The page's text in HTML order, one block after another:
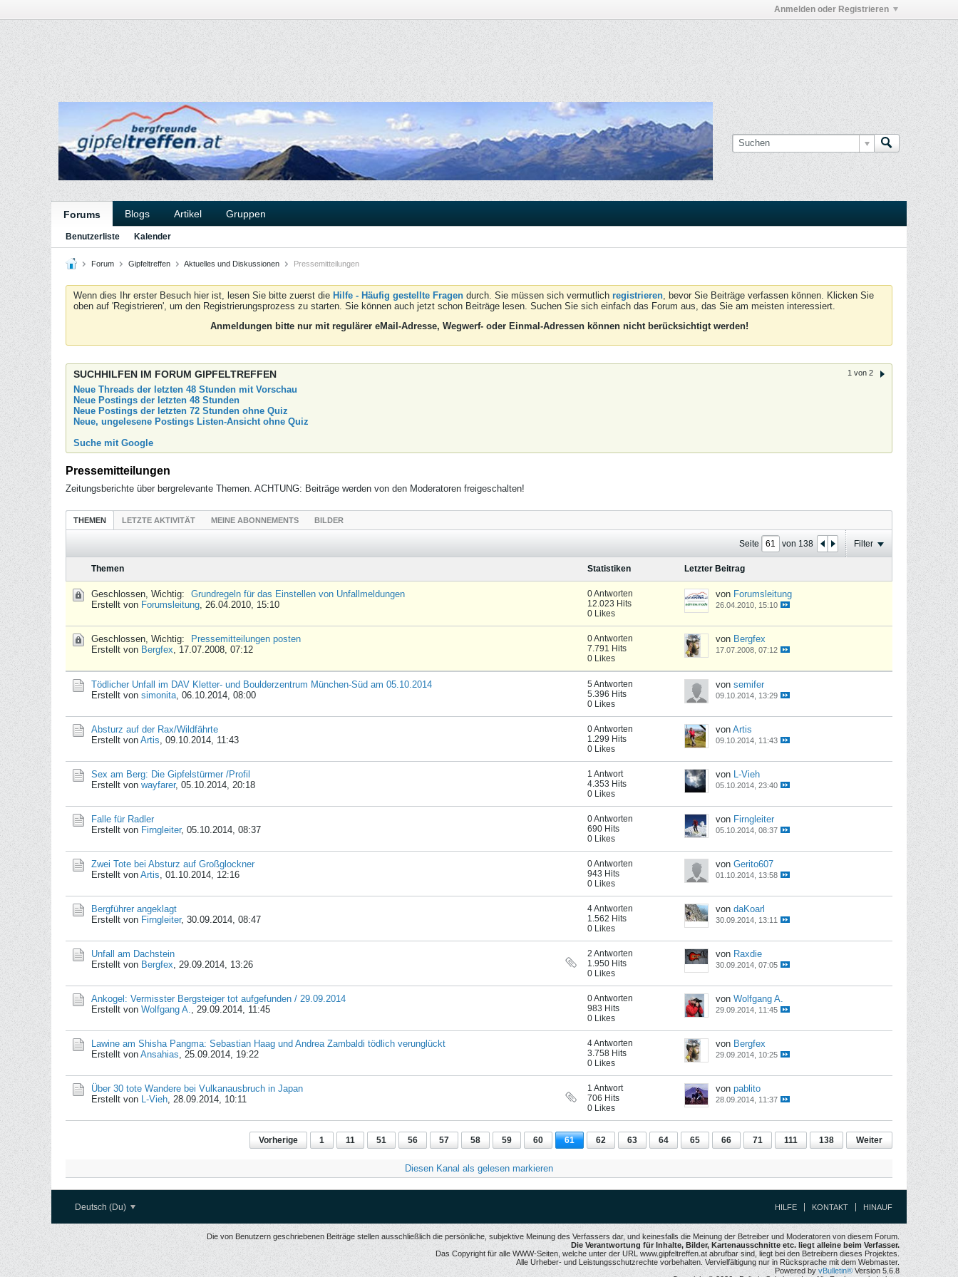
Anmelden oder Registrieren
Forums Blogs Artikel Gruppen
Benutzerliste Kalender
Forum Gipfeltreffen Aktuelles und Diskussionen Pressemitteilungen
Wenn dies Ihr erster Besuch hier ist, lesen Sie bitte zuerst die Hilfe - Häufig gestellte Fragen durch. Sie müssen sich vermutlich registrieren, bevor Sie Beiträge verfassen können. Klicken Sie
oben auf 'Registrieren', um den Registrierungsprozess zu starten. Sie können auch jetzt schon Beiträge lesen. Suchen Sie sich einfach das Forum aus, das Sie am meisten interessiert.
Anmeldungen bitte nur mit regulärer eMail-Adresse, Wegwerf- oder Einmal-Adressen können nicht berücksichtigt werden!
1 von 2
SUCHHILFEN IM FORUM GIPFELTREFFEN
Neue Threads der letzten 48 Stunden mit Vorschau
Neue Postings der letzten 48 Stunden
Neue Postings der letzten 72 Stunden ohne Quiz
Neue, ungelesene Postings Listen-Ansicht ohne Quiz
Suche mit Google
Pressemitteilungen
Zeitungsberichte über bergrelevante Themen. ACHTUNG: Beiträge werden von den Moderatoren freigeschalten!
THEMEN LETZTE AKTIVITÄT MEINE ABONNEMENTS BILDER
Seite von 138 Filter
Themen Statistiken Letzter Beitrag
Geschlossen, Wichtig:
Grundregeln für das Einstellen von Unfallmeldungen
Erstellt von Forumsleitung, 26.04.2010, 15:10
0 Antworten
12.023 Hits
0 Likes
von Forumsleitung
26.04.2010, 15:10
Geschlossen, Wichtig:
Pressemitteilungen posten
Erstellt von Bergfex, 17.07.2008, 07:12
0 Antworten
7.791 Hits
0 Likes
von Bergfex
17.07.2008, 07:12
Tödlicher Unfall im DAV Kletter- und Boulderzentrum München-Süd am 05.10.2014
Erstellt von simonita, 06.10.2014, 08:00
5 Antworten
5.396 Hits
0 Likes
von semifer
09.10.2014, 13:29
Absturz auf der Rax/Wildfährte
Erstellt von Artis, 09.10.2014, 11:43
0 Antworten
1.299 Hits
0 Likes
von Artis
09.10.2014, 11:43
Sex am Berg: Die Gipfelstürmer /Profil
Erstellt von wayfarer, 05.10.2014, 20:18
1 Antwort
4.353 Hits
0 Likes
von L-Vieh
05.10.2014, 23:40
Falle für Radler
Erstellt von Firngleiter, 05.10.2014, 08:37
0 Antworten
690 Hits
0 Likes
von Firngleiter
05.10.2014, 08:37
Zwei Tote bei Absturz auf Großglockner
Erstellt von Artis, 01.10.2014, 12:16
0 Antworten
943 Hits
0 Likes
von Gerito607
01.10.2014, 13:58
Bergführer angeklagt
Erstellt von Firngleiter, 30.09.2014, 08:47
4 Antworten
1.562 Hits
0 Likes
von daKoarl
30.09.2014, 13:11
Unfall am Dachstein
Erstellt von Bergfex, 29.09.2014, 13:26
2 Antworten
1.950 Hits
0 Likes
von Raxdie
30.09.2014, 07:05
Ankogel: Vermisster Bergsteiger tot aufgefunden / 29.09.2014
Erstellt von Wolfgang A., 29.09.2014, 11:45
0 Antworten
983 Hits
0 Likes
von Wolfgang A.
29.09.2014, 11:45
Lawine am Shisha Pangma: Sebastian Haag und Andrea Zambaldi tödlich verunglückt
Erstellt von Ansahias, 25.09.2014, 19:22
4 Antworten
3.758 Hits
0 Likes
von Bergfex
29.09.2014, 10:25
Über 30 tote Wandere bei Vulkanausbruch in Japan
Erstellt von L-Vieh, 28.09.2014, 10:11
1 Antwort
706 Hits
0 Likes
von pablito
28.09.2014, 11:37
Vorherige 1 11 51 56 57 58 59 60 61 62 63 64 65 66 71 111 138 Weiter
Diesen Kanal als gelesen markieren
Deutsch (Du) HILFE KONTAKT HINAUF
Die von Benutzern geschriebenen Beiträge stellen ausschließlich die persönliche, subjektive Meinung des Verfassers dar, und keinesfalls die Meinung der Betreiber und Moderatoren von diesem Forum.
Die Verantwortung für Inhalte, Bilder, Kartenausschnitte etc. liegt alleine beim Verfasser.
Das Copyright für alle WWW-Seiten, welche unter der URL www.gipfeltreffen.at abrufbar sind, liegt bei den Betreibern dieses Projektes.
Alle Urheber- und Leistungsschutzrechte vorbehalten. Vervielfältigung nur in Rücksprache mit dem Webmaster.
Powered by vBulletin® Version 5.6.8